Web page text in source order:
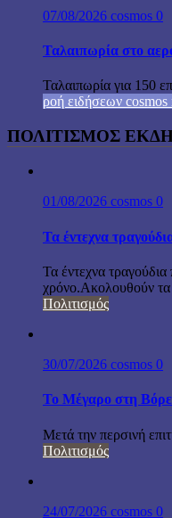
07/08/2026 cosmos 0
Ταλαιπωρία στο
Ταλαιπωρία για 150
ροή ειδήσεων cosmos
ΠΟΛΙΤΙΣΜΟΣ
01/08/2026 cosmos 0
Τα έντεχνα
Τα έντεχνα τραγούδια
χρόνο.Ακολουθούν τα
Πολιτισμός
30/07/2026 cosmos 0
Το Μέγαρο στη
Μετά την περσινή
Πολιτισμός
24/07/2026 cosmos 0